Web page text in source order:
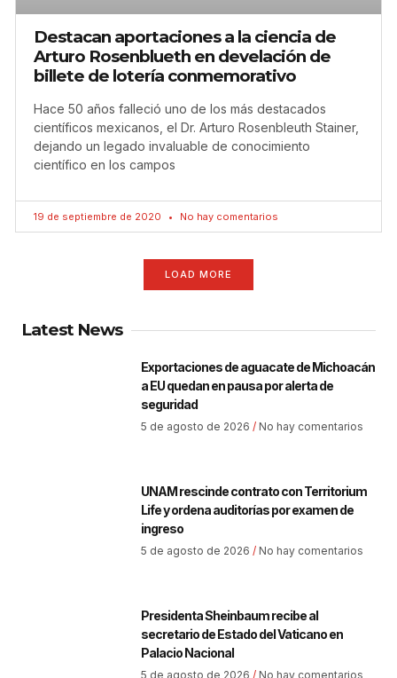
Destacan aportaciones a la ciencia de
Arturo Rosenblueth en develación de
billete de lotería conmemorativo
Hace 50 años falleció uno de los más destacados
científicos mexicanos, el Dr. Arturo Rosenbleuth Stainer,
dejando un legado invaluable de conocimiento
científico en los campos
19 de septiembre de 2020 No hay comentarios
LOAD MORE
Latest News
Exportaciones de aguacate de Michoacán
a EU quedan en pausa por alerta de
seguridad
5 de agosto de 2026 No hay comentarios
UNAM rescinde contrato con Territorium
Life y ordena auditorías por examen de
ingreso
5 de agosto de 2026 No hay comentarios
Presidenta Sheinbaum recibe al
secretario de Estado del Vaticano en
Palacio Nacional
5 de agosto de 2026 No hay comentarios